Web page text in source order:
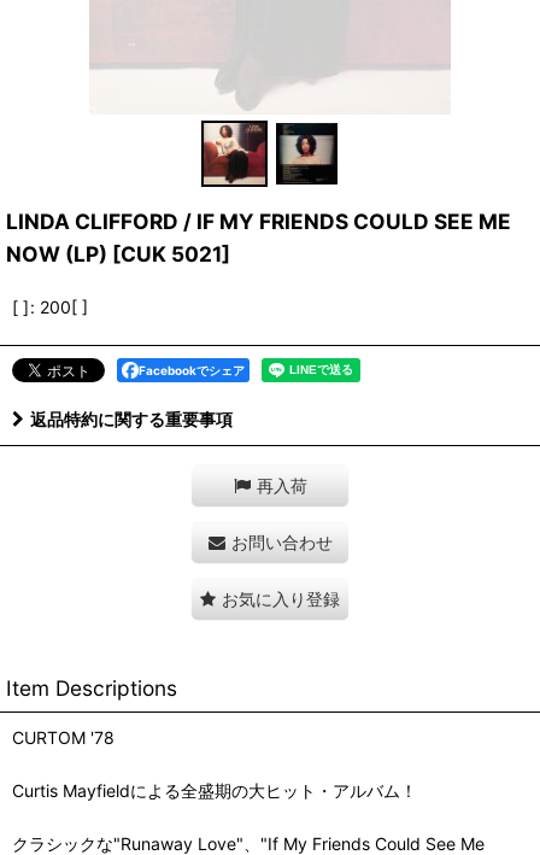
LINDA CLIFFORD / IF MY FRIENDS COULD SEE ME
NOW (LP) [CUK 5021]
[ ]: 200[ ]
Facebookでシェア
返品特約に関する重要事項
再入荷
お問い合わせ
お気に入り登録
Item Descriptions
CURTOM '78
Curtis Mayfieldによる全盛期の大ヒット・アルバム！
クラシックな"Runaway Love"、"If My Friends Could See Me